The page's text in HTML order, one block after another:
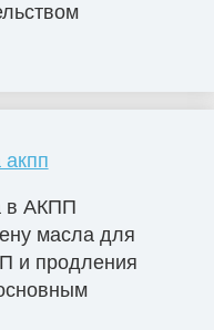
в АКПП
масла для
и продления